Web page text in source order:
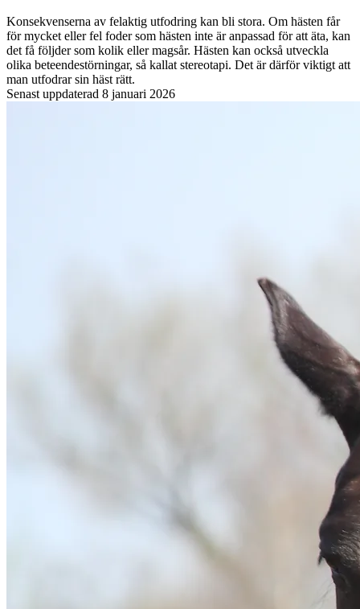
Konsekvenserna av felaktig utfodring kan bli stora. Om hästen får
för mycket eller fel foder som hästen inte är anpassad för att äta, kan
det få följder som kolik eller magsår. Hästen kan också utveckla
olika beteendestörningar, så kallat stereotapi. Det är därför viktigt att
man utfodrar sin häst rätt.
Senast uppdaterad 8 januari 2026